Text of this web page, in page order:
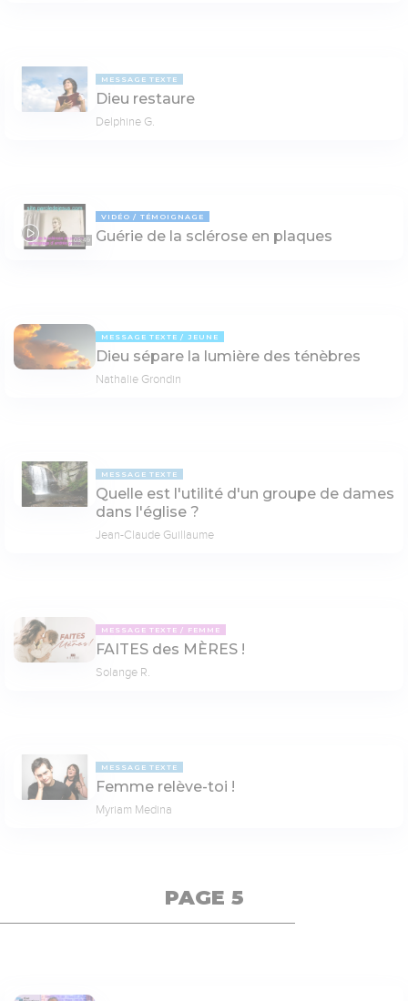
MESSAGE TEXTE
Dieu restaure
Delphine G.
03:49
VIDÉO TÉMOIGNAGE
Guérie de la sclérose en plaques
MESSAGE TEXTE JEUNE
Dieu sépare la lumière des ténèbres
Nathalie Grondin
MESSAGE TEXTE
Quelle est l'utilité d'un groupe de dames
dans l'église ?
Jean-Claude Guillaume
MESSAGE TEXTE FEMME
FAITES des MÈRES !
Solange R.
MESSAGE TEXTE
Femme relève-toi !
Myriam Medina
PAGE 5